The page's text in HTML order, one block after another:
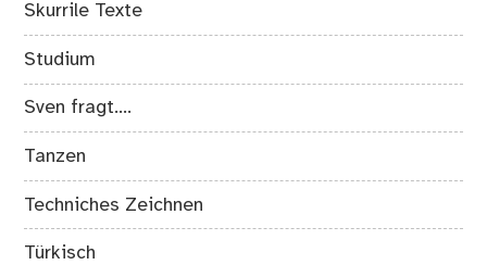
Skurrile Texte
Studium
Sven fragt….
Tanzen
Techniches Zeichnen
Türkisch